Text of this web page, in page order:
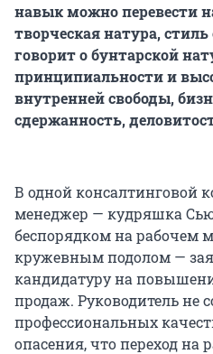
навык можно перевести
творческая натура,
говорит о бунтарской
принципиальности и
внутренней свободы,
сдержанность,
В одной консалтинговой
менеджер — кудряшка
беспорядком на рабочем
кружевным подолом —
кандидатуру на
продаж. Руководитель не
профессиональных
опасения, что переход на